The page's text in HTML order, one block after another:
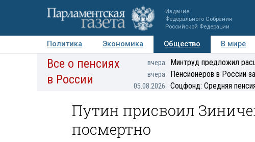
Издание
Федерального Собрания
Российской Федерации
Политика Экономика Общество В мире
Авторы Персоны Мнения Регионы
Все о пенсиях
в России
вчера Минтруд предложил
вчера Пенсионеров в России
05.08.2026 Соцфонд: Средняя
Путин присвоил
посмертно